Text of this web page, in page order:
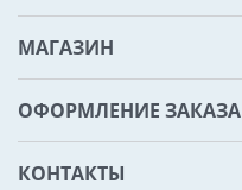
МАГАЗИН
ОФОРМЛЕНИЕ ЗАКАЗА
КОНТАКТЫ